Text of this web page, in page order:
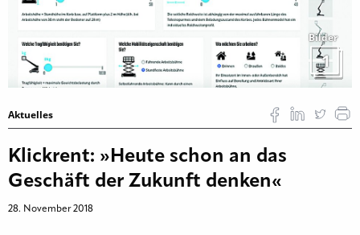
Bilder
1
Aktuelles
Klickrent: »Heute schon an das
Geschäft der Zukunft denken«
28. November 2018